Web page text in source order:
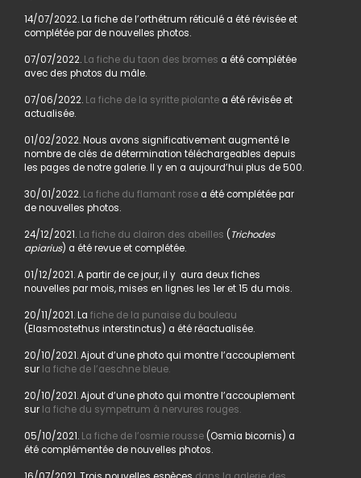
14/07/2022. La fiche de l’orthétrum réticulé a été révisée et
complétée par de nouvelles photos.
07/07/2022. La fiche du taon des bromes a été complétée
avec des photos du mâle.
07/06/2022. La fiche de la syritte piolantea été révisée et
actualisée.
01/02/2022. Nous avons significativement augmenté le
nombre de clés de détermination téléchargeables depuis
les pages de notre galerie. Il y en a aujourd’hui plus de 500.
30/01/2022. La fiche du flamant rosea été complétée par
de nouvelles photos.
24/12/2021. La fiche du clairon des abeilles ( Trichodes
apiarius) a été revue et complétée.
01/12/2021. A partir de ce jour, il y aura deux fiches
nouvelles par mois, mises en lignes les 1er et 15 du mois.
20/11/2021. La fiche de la punaise du bouleau
(Elasmostethus interstinctus) a été réactualisée.
20/10/2021. Ajout d’une photo qui montre l’accouplement
sur la fiche de l’aeschne bleue.
20/10/2021. Ajout d’une photo qui montre l’accouplement
sur la fiche du sympetrum à nervures rouges.
05/10/2021. La fiche de l’osmie rousse(Osmia bicornis) a
été complémentée de nouvelles photos.